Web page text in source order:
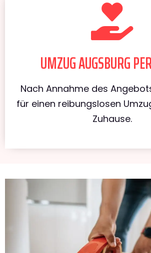
UMZUG AUGSBURG
Nach Annahme des
für einen reibungslosen
Zuhause.